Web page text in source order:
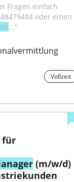
Fragen einfach
oder einen
..."
Vollzeit
für
(m/w/d)